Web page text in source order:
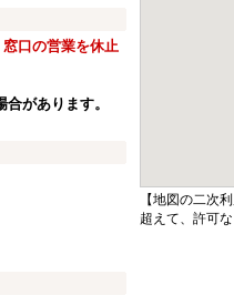
口の営業を休止
があります。
【地図の二次
超えて、許可